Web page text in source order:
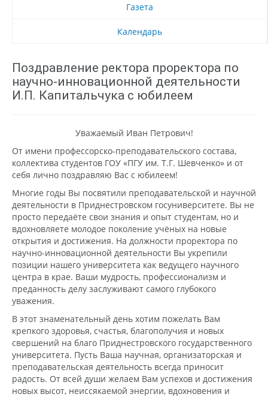
Газета
Календарь
Поздравление ректора проректора по
научно-инновационной деятельности
И.П. Капитальчука с юбилеем
Уважаемый Иван Петрович!
От имени профессорско-преподавательского состава,
коллектива студентов ГОУ «ПГУ им. Т.Г. Шевченко» и от
себя лично поздравляю Вас с юбилеем!
Многие годы Вы посвятили преподавательской и научной
деятельности в Приднестровском госуниверситете. Вы не
просто передаёте свои знания и опыт студентам, но и
вдохновляете молодое поколение учёных на новые
открытия и достижения. На должности проректора по
научно-инновационной деятельности Вы укрепили
позиции нашего университета как ведущего научного
центра в крае. Ваши мудрость, профессионализм и
преданность делу заслуживают самого глубокого
уважения.
В этот знаменательный день хотим пожелать Вам
крепкого здоровья, счастья, благополучия и новых
свершений на благо Приднестровского государственного
университета. Пусть Ваша научная, организаторская и
преподавательская деятельность всегда приносит
радость. От всей души желаем Вам успехов и достижения
новых высот, неиссякаемой энергии, вдохновения и